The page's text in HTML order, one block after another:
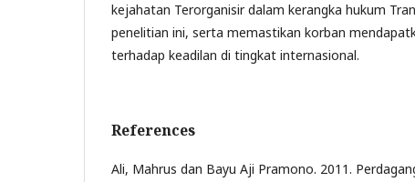
kejahatan Terorganisir dalam kerangka hukum
penelitian ini, serta memastikan korban
terhadap keadilan di tingkat internasional.
References
Ali, Mahrus dan Bayu Aji Pramono. 2011.